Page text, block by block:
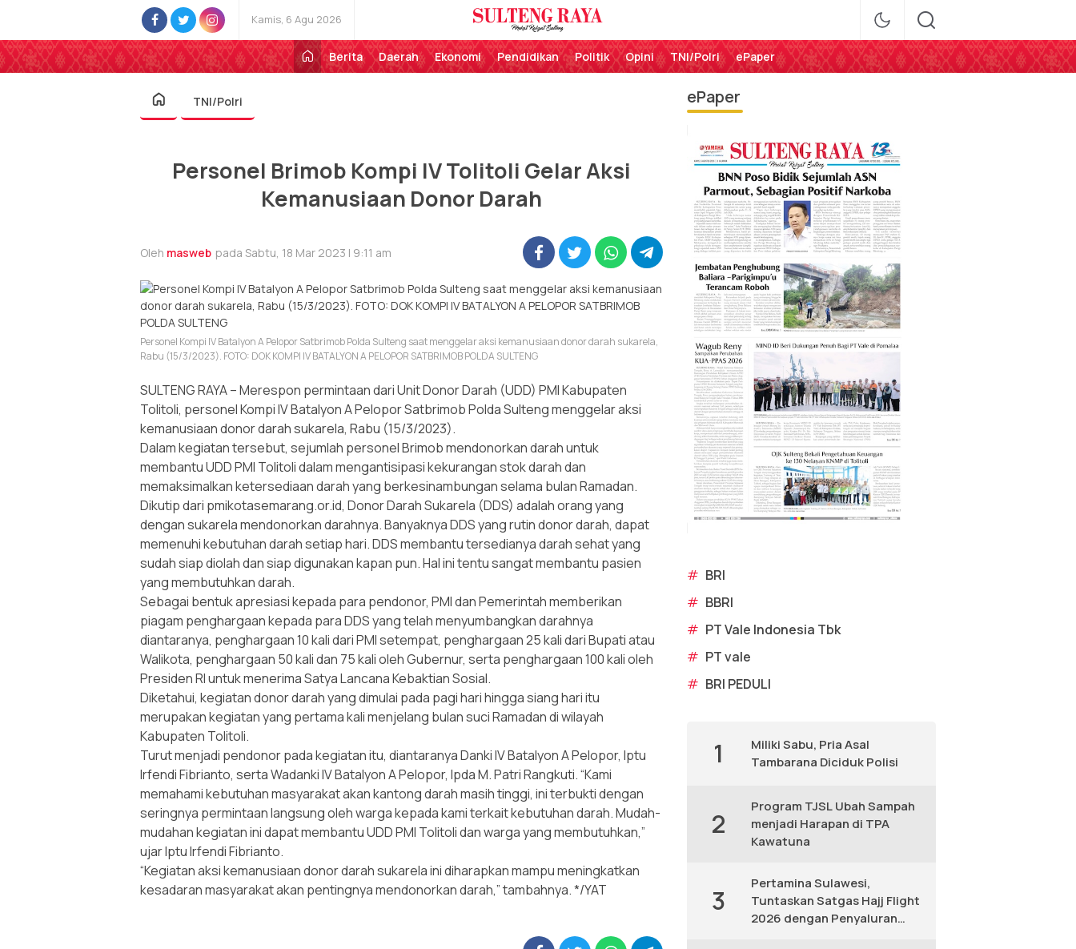
Kamis, 6 Agu 2026
Sulteng Raya
Perekat Rakyat Sulteng
Berita
Daerah Ekonomi Pendidikan Politik Opini TNI/Polri ePaper
TNI/Polri
Personel Brimob Kompi IV Tolitoli Gelar Aksi
Kemanusiaan Donor Darah
Oleh masweb pada Sabtu, 18 Mar 2023 | 9:11 am
Personel Kompi IV Batalyon A Pelopor Satbrimob Polda Sulteng saat menggelar aksi kemanusiaan donor darah sukarela,
Rabu (15/3/2023). FOTO: DOK KOMPI IV BATALYON A PELOPOR SATBRIMOB POLDA SULTENG
SULTENG RAYA – Merespon permintaan dari Unit Donor Darah (UDD) PMI Kabupaten
Tolitoli, personel Kompi IV Batalyon A Pelopor Satbrimob Polda Sulteng menggelar aksi
kemanusiaan donor darah sukarela, Rabu (15/3/2023).
Dalam kegiatan tersebut, sejumlah personel Brimob mendonorkan darah untuk
membantu UDD PMI Tolitoli dalam mengantisipasi kekurangan stok darah dan
memaksimalkan ketersediaan darah yang berkesinambungan selama bulan Ramadan.
Dikutip dari pmikotasemarang.or.id, Donor Darah Sukarela (DDS) adalah orang yang
dengan sukarela mendonorkan darahnya. Banyaknya DDS yang rutin donor darah, dapat
memenuhi kebutuhan darah setiap hari. DDS membantu tersedianya darah sehat yang
sudah siap diolah dan siap digunakan kapan pun. Hal ini tentu sangat membantu pasien
yang membutuhkan darah.
Sebagai bentuk apresiasi kepada para pendonor, PMI dan Pemerintah memberikan
piagam penghargaan kepada para DDS yang telah menyumbangkan darahnya
diantaranya, penghargaan 10 kali dari PMI setempat, penghargaan 25 kali dari Bupati atau
Walikota, penghargaan 50 kali dan 75 kali oleh Gubernur, serta penghargaan 100 kali oleh
Presiden RI untuk menerima Satya Lancana Kebaktian Sosial.
Diketahui, kegiatan donor darah yang dimulai pada pagi hari hingga siang hari itu
merupakan kegiatan yang pertama kali menjelang bulan suci Ramadan di wilayah
Kabupaten Tolitoli.
Turut menjadi pendonor pada kegiatan itu, diantaranya Danki IV Batalyon A Pelopor, Iptu
Irfendi Fibrianto, serta Wadanki IV Batalyon A Pelopor, Ipda M. Patri Rangkuti. “Kami
memahami kebutuhan masyarakat akan kantong darah masih tinggi, ini terbukti dengan
seringnya permintaan langsung oleh warga kepada kami terkait kebutuhan darah. Mudah-
mudahan kegiatan ini dapat membantu UDD PMI Tolitoli dan warga yang membutuhkan,”
ujar Iptu Irfendi Fibrianto.
“Kegiatan aksi kemanusiaan donor darah sukarela ini diharapkan mampu meningkatkan
kesadaran masyarakat akan pentingnya mendonorkan darah,” tambahnya. */YAT
ePaper
# BRI
# BBRI
# PT Vale Indonesia Tbk
# PT vale
# BRI PEDULI
1
Miliki Sabu, Pria Asal
Tambarana Diciduk Polisi
2
Program TJSL Ubah Sampah
menjadi Harapan di TPA
Kawatuna
3
Pertamina Sulawesi,
Tuntaskan Satgas Hajj Flight
2026 dengan Penyaluran